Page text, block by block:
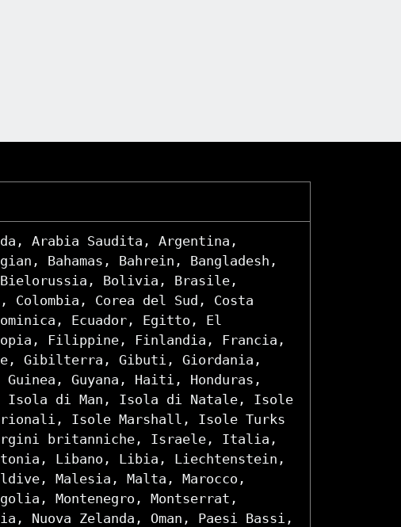
Arabia Saudita, Argentina,
Bahamas, Bahrein, Bangladesh,
Bielorussia, Bolivia, Brasile,
Colombia, Corea del Sud, Costa
Ecuador, Egitto, El
Filippine, Finlandia, Francia,
Gibilterra, Gibuti, Giordania,
Guinea, Guyana, Haiti, Honduras,
Isola di Man, Isola di Natale, Isole
Isole Marshall, Isole Turks
britanniche, Israele, Italia,
Libano, Libia, Liechtenstein,
Malesia, Malta, Marocco,
Montenegro, Montserrat,
Nuova Zelanda, Oman, Paesi Bassi,